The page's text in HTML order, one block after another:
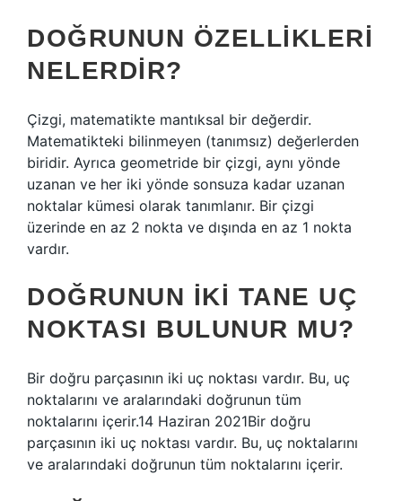
DOĞRUNUN ÖZELLIKLERI
NELERDIR?
Çizgi, matematikte mantıksal bir değerdir.
Matematikteki bilinmeyen (tanımsız) değerlerden
biridir. Ayrıca geometride bir çizgi, aynı yönde
uzanan ve her iki yönde sonsuza kadar uzanan
noktalar kümesi olarak tanımlanır. Bir çizgi
üzerinde en az 2 nokta ve dışında en az 1 nokta
vardır.
DOĞRUNUN IKI TANE UÇ
NOKTASI BULUNUR MU?
Bir doğru parçasının iki uç noktası vardır. Bu, uç
noktalarını ve aralarındaki doğrunun tüm
noktalarını içerir.14 Haziran 2021Bir doğru
parçasının iki uç noktası vardır. Bu, uç noktalarını
ve aralarındaki doğrunun tüm noktalarını içerir.